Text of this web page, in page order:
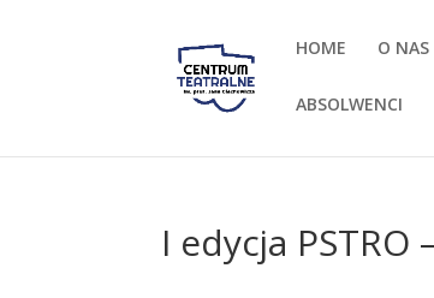
HOME O NAS
ABSOLWENCI
I edycja